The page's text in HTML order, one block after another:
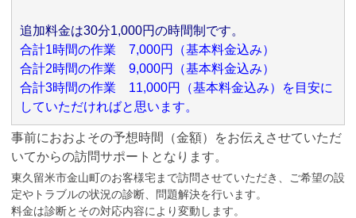
追加料金は30分1,000円の時間制です。
合計1時間の作業 7,000円（基本料金込み）
合計2時間の作業 9,000円（基本料金込み）
合計3時間の作業 11,000円（基本料金込み）を目安に
していただければと思います。
事前におおよその予想時間（金額）をお伝えさせていただ
いてからの訪問サポートとなります。
東久留米市金山町のお客様宅まで訪問させていただき、ご希望の設
定やトラブルの状況の診断、問題解決を行います。
料金は診断とその対応内容により変動します。